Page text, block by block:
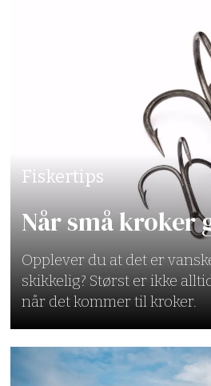
Fiskertips
Når små kroker
Opplever du at det er
skikkelig? Størst er ikke
når det kommer til kroker.